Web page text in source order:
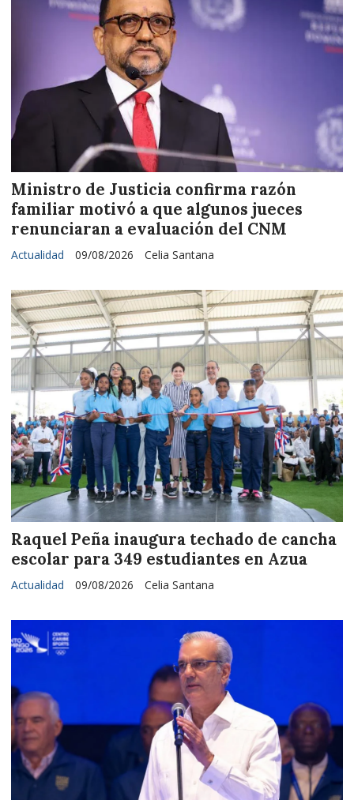
Ministro de Justicia confirma razón
familiar motivó a que algunos jueces
renunciaran a evaluación del CNM
Celia Santana
Actualidad 09/08/2026
Raquel Peña inaugura techado de cancha
escolar para 349 estudiantes en Azua
Celia Santana
Actualidad 09/08/2026